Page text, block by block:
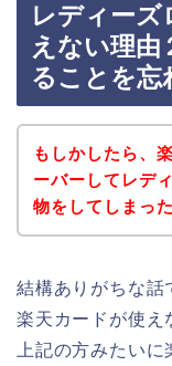
レディーズ
えない理由
ることを忘
もしかしたら、
ーバーしてレデ
物をしてしまっ
結構ありがちな話
楽天カードが使え
上記の方みたい